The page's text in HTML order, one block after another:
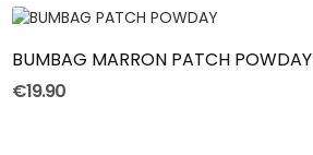
BUMBAG MARRON PATCH POWDAY
€19.90